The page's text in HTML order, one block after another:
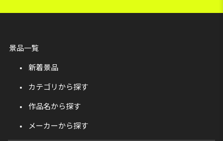
景品一覧
新着景品
カテゴリから探す
作品名から探す
メーカーから探す